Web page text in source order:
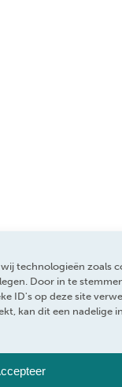
technologieën zoals
Door in te
ID's op deze site
kan dit een nadelige